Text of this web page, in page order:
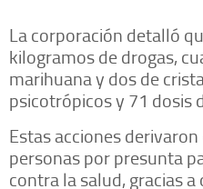
La corporación detalló
kilogramos de drogas,
marihuana y dos de
psicotrópicos y 71 dosis
Estas acciones
personas por presunta
contra la salud, gracias